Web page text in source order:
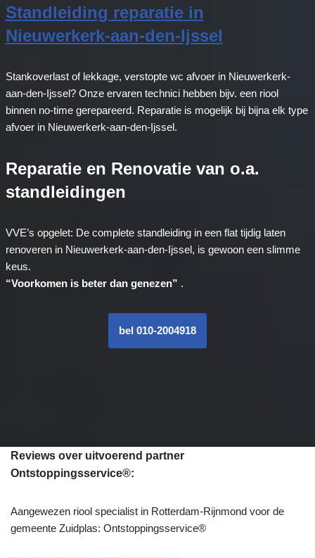
Standleiding reparatie in
Nieuwerkerk-aan-den-Ijssel
Stankoverlast of lekkage, verstopte wc afvoer in Nieuwerkerk-
aan-den-Ijssel? Onze ervaren technici hebben bijv. een riool
binnen no-time gerepareerd. Reparatie is mogelijk bij bijna elk type
afvoer in Nieuwerkerk-aan-den-Ijssel.
Reparatie en Renovatie van o.a.
standleidingen
VVE’s opgelet: De complete standleiding in een flat tijdig laten
renoveren in Nieuwerkerk-aan-den-Ijssel, is gewoon een slimme
keus.
“Voorkomen is beter dan genezen” .
bel 010-2004918
Reviews over uitvoerend partner
Ontstoppingsservice®:
Aangewezen riool specialist in Rotterdam-Rijnmond voor de
gemeente Zuidplas: Ontstoppingsservice®